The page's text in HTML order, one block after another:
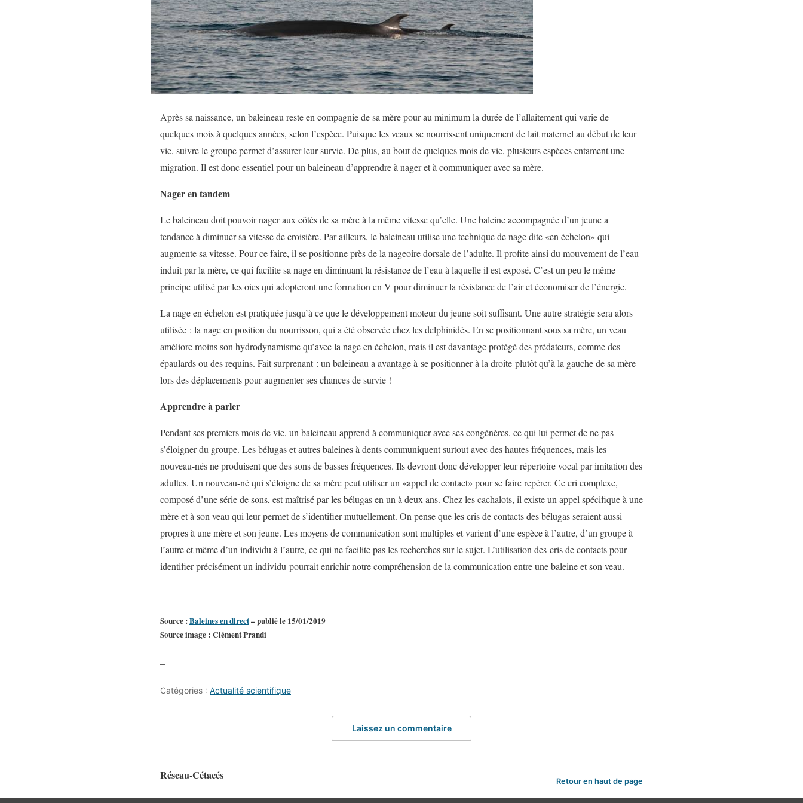
Après sa naissance, un baleineau reste en compagnie de sa mère pour au minimum la durée de l’allaitement qui varie de
quelques mois à quelques années, selon l’espèce. Puisque les veaux se nourrissent uniquement de lait maternel au début de leur
vie, suivre le groupe permet d’assurer leur survie. De plus, au bout de quelques mois de vie, plusieurs espèces entament une
migration. Il est donc essentiel pour un baleineau d’apprendre à nager et à communiquer avec sa mère.
Nager en tandem
Le baleineau doit pouvoir nager aux côtés de sa mère à la même vitesse qu’elle. Une baleine accompagnée d’un jeune a
tendance à diminuer sa vitesse de croisière. Par ailleurs, le baleineau utilise une technique de nage dite «en échelon» qui
augmente sa vitesse. Pour ce faire, il se positionne près de la nageoire dorsale de l’adulte. Il profite ainsi du mouvement de l’eau
induit par la mère, ce qui facilite sa nage en diminuant la résistance de l’eau à laquelle il est exposé. C’est un peu le même
principe utilisé par les oies qui adopteront une formation en V pour diminuer la résistance de l’air et économiser de l’énergie.
La nage en échelon est pratiquée jusqu’à ce que le développement moteur du jeune soit suffisant. Une autre stratégie sera alors
utilisée : la nage en position du nourrisson, qui a été observée chez les delphinidés. En se positionnant sous sa mère, un veau
améliore moins son hydrodynamisme qu’avec la nage en échelon, mais il est davantage protégé des prédateurs, comme des
épaulards ou des requins. Fait surprenant : un baleineau a avantage à se positionner à la droite plutôt qu’à la gauche de sa mère
lors des déplacements pour augmenter ses chances de survie !
Apprendre à parler
Pendant ses premiers mois de vie, un baleineau apprend à communiquer avec ses congénères, ce qui lui permet de ne pas
s’éloigner du groupe. Les bélugas et autres baleines à dents communiquent surtout avec des hautes fréquences, mais les
nouveau-nés ne produisent que des sons de basses fréquences. Ils devront donc développer leur répertoire vocal par imitation des
adultes. Un nouveau-né qui s’éloigne de sa mère peut utiliser un «appel de contact» pour se faire repérer. Ce cri complexe,
composé d’une série de sons, est maîtrisé par les bélugas en un à deux ans. Chez les cachalots, il existe un appel spécifique à une
mère et à son veau qui leur permet de s’identifier mutuellement. On pense que les cris de contacts des bélugas seraient aussi
propres à une mère et son jeune. Les moyens de communication sont multiples et varient d’une espèce à l’autre, d’un groupe à
l’autre et même d’un individu à l’autre, ce qui ne facilite pas les recherches sur le sujet. L’utilisation des cris de contacts pour
identifier précisément un individu pourrait enrichir notre compréhension de la communication entre une baleine et son veau.
Source :Baleines en direct– publié le 15/01/2019
Source image : Clément Prandi
–
Catégories : Actualité scientifique
Laissez un commentaire
Réseau-Cétacés Retour en haut de page